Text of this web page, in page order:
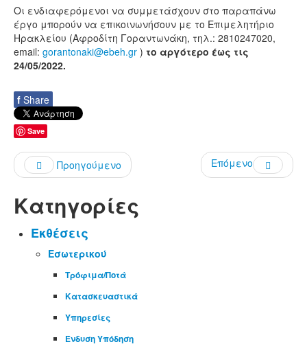
Οι ενδιαφερόμενοι να συμμετάσχουν στο παραπάνω
έργο μπορούν να επικοινωνήσουν με το Επιμελητήριο
Ηρακλείου (Αφροδίτη Γοραντωνάκη, τηλ.: 2810247020,
email: gorantonaki@ebeh.gr ) το αργότερο έως τις
24/05/2022.
f Share
Save
Προηγούμενο Επόμενο
Κατηγορίες
Εκθέσεις
Εσωτερικού
Τρόφιμα/Ποτά
Κατασκευαστικά
Υπηρεσίες
Ένδυση Υπόδηση